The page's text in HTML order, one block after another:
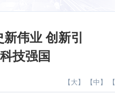
伟业 创新引
技强国
【 大 】 【中 】 【